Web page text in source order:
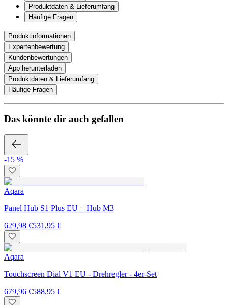
Produktdaten & Lieferumfang
Häufige Fragen
Produktinformationen
Expertenbewertung
Kundenbewertungen
App herunterladen
Produktdaten & Lieferumfang
Häufige Fragen
Das könnte dir auch gefallen
-15 %
Aqara
Panel Hub S1 Plus EU + Hub M3
629,98 €531,95 €
Aqara
Touchscreen Dial V1 EU - Drehregler - 4er-Set
679,96 €588,95 €